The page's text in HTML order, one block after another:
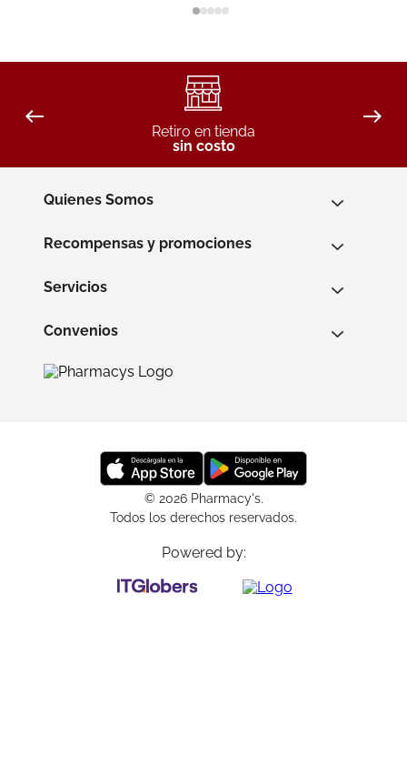
Retiro en tienda
sin costo
Quienes Somos
Recompensas y promociones
Servicios
Convenios
© 2026 Pharmacy's.
Todos los derechos reservados.
Powered by: